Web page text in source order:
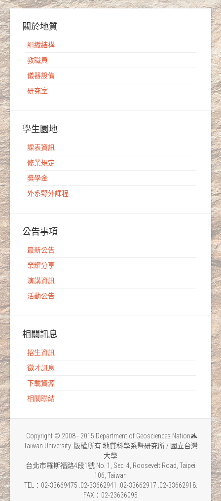
關於地質
組織結構
教職員
儀器設備
研究室
學生園地
課表資訊
修業規定
獎學金
外系野外課程
公告事項
最新公告
榮耀分享
演講資訊
活動公告
相關訊息
招生資訊
徵才訊息
下載資源
相關聯結
Copyright © 2008 - 2015 Department of Geosciences National
Taiwan University. 版權所有 地質科學系暨研究所 / 國立台灣
大學
台北市羅斯福路4段1號 No. 1, Sec. 4, Roosevelt Road, Taipei
106, Taiwan
TEL：02-33669475 .02-33662941 .02-33662917 .02-33662918.
FAX：02-23636095